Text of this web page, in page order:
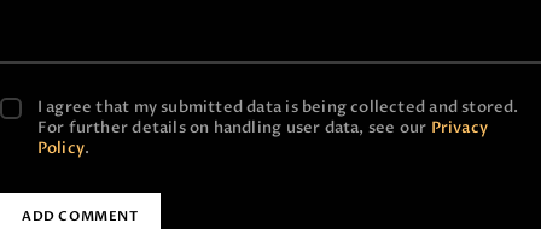
I agree that my submitted data is being collected and stored.
For further details on handling user data, see our Privacy
Policy.